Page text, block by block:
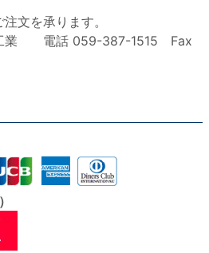
文を承ります。
工業 電話 059-387-1515 Fax